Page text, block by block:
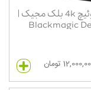
ست سوئیچ 4k بلک مجیک |
Blackmagic
تومان